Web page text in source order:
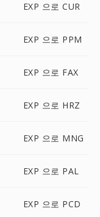
EXP 으로 CUR
EXP 으로 PPM
EXP 으로 FAX
EXP 으로 HRZ
EXP 으로 MNG
EXP 으로 PAL
EXP 으로 PCD